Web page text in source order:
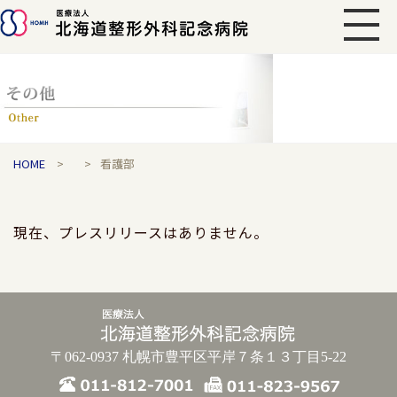
HOME > > 看護部
現在、プレスリリースはありません。
〒062-0937 札幌市豊平区平岸７条１３丁目5-22